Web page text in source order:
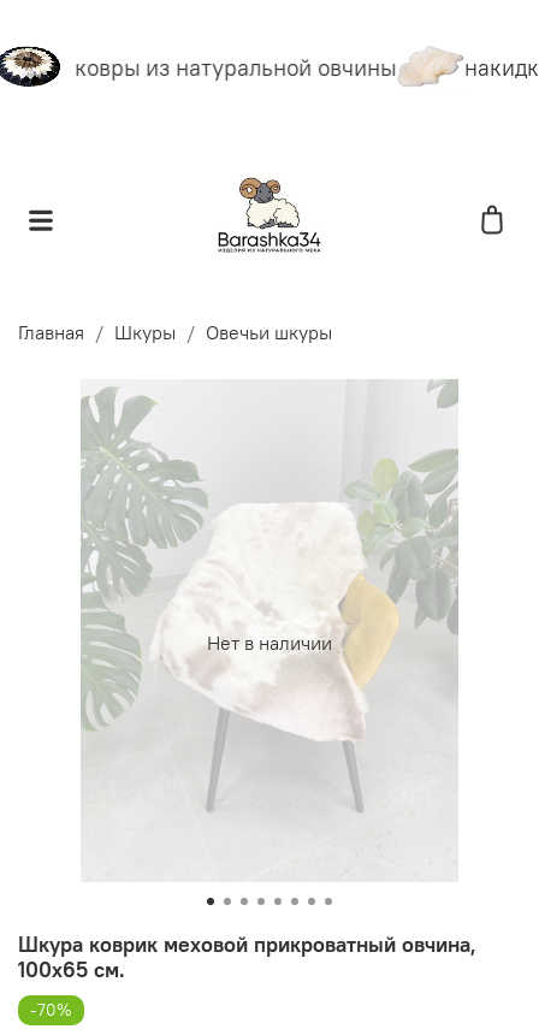
ковры из натуральной овчины
Главная Шкуры Овечьи шкуры
Нет в наличии
Шкура коврик меховой прикроватный овчина,
100х65 см.
-70%